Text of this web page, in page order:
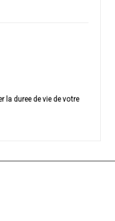
la duree de vie de votre